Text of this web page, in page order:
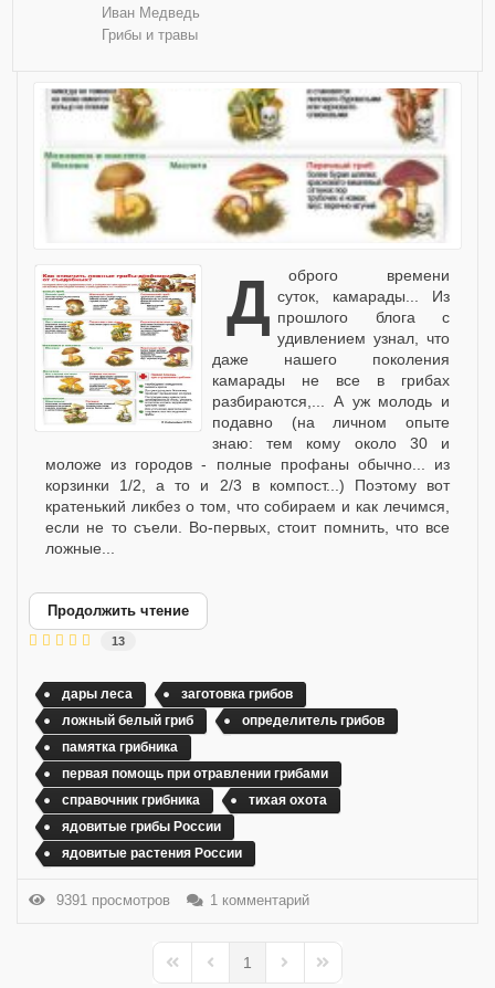
Иван Медведь
Грибы и травы
Доброго времени суток, камарады... Из
прошлого блога с
удивлением узнал, что
даже нашего поколения
камарады не все в грибах
разбираются,... А уж молодь и
подавно (на личном опыте
знаю: тем кому около 30 и
моложе из городов - полные профаны обычно... из
корзинки 1/2, а то и 2/3 в компост...) Поэтому вот
кратенький ликбез о том, что собираем и как лечимся,
если не то съели. Во-первых, стоит помнить, что все
ложные...
Продолжить чтение
13
дары леса
заготовка грибов
ложный белый гриб
определитель грибов
памятка грибника
первая помощь при отравлении грибами
справочник грибника
тихая охота
ядовитые грибы России
ядовитые растения России
9391 просмотров 1 комментарий
First PagePrevious Page
1
Next PageLast Page